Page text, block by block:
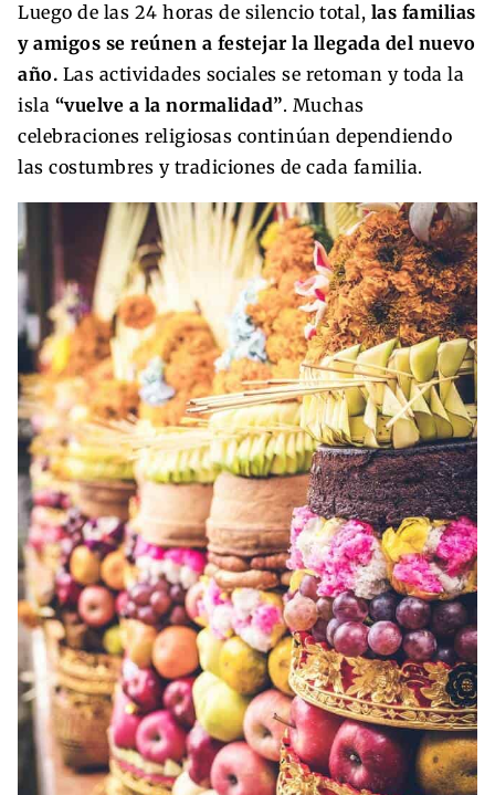
Luego de las 24 horas de silencio total, las familias
y amigos se reúnen a festejar la llegada del nuevo
año. Las actividades sociales se retoman y toda la
isla “vuelve a la normalidad”. Muchas
celebraciones religiosas continúan dependiendo
las costumbres y tradiciones de cada familia.